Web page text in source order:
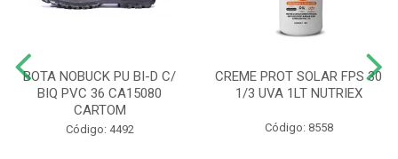
BOTA NOBUCK PU BI-D C/
BIQ PVC 36 CA15080
CARTOM
Código: 4492
CREME PROT SOLAR FPS 30
1/3 UVA 1LT NUTRIEX
Código: 8558